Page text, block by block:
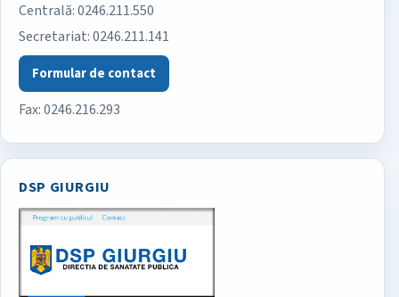
Centrală:0246.211.550
Secretariat:0246.211.141
Formular de contact
Fax: 0246.216.293
DSP GIURGIU